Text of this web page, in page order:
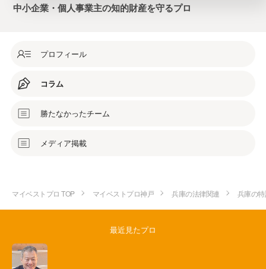
中小企業・個人事業主の知的財産を守るプロ
プロフィール
コラム
勝たなかったチーム
メディア掲載
マイベストプロ TOP マイベストプロ神戸 兵庫の法律関連 兵庫の
最近見たプロ